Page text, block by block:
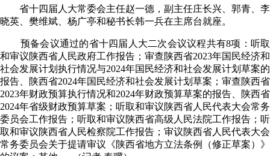
省十四届人大常委会主任赵一德，副主任庄长兴、郭青、李
晓英、樊维斌、杨广亭和秘书长韩一兵在主席台就座。
预备会议通过的省十四届人大二次会议议程共有8项：听取
和审议陕西省人民政府工作报告；审查陕西省2023年国民经济和
社会发展计划执行情况与2024年国民经济和社会发展计划草案的
报告、陕西省2024年国民经济和社会发展计划草案；审查陕西省
2023年财政预算执行情况和2024年财政预算草案的报告、陕西省
2024年省级财政预算草案；听取和审议陕西省人民代表大会常务
委员会工作报告；听取和审议陕西省高级人民法院工作报告；听
取和审议陕西省人民检察院工作报告；审议陕西省人民代表大会
常务委员会关于提请审议《陕西省地方立法条例（修正草案）》